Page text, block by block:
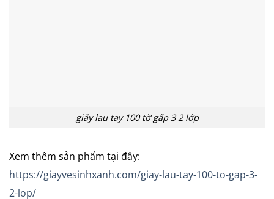
giấy lau tay 100 tờ gấp 3 2 lớp
Xem thêm sản phẩm tại đây:
https://giayvesinhxanh.com/giay-lau-tay-100-to-gap-3-
2-lop/